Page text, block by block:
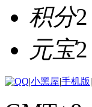
积分2
元宝2
|小黑屋|手机版|